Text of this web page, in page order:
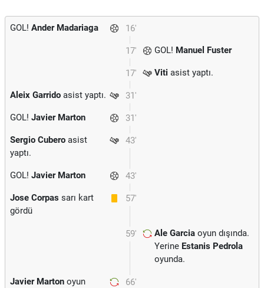
16'
GOL! Ander Madariaga
17' GOL! Manuel Fuster
17' Viti asist yaptı.
31'
Aleix Garrido asist yaptı.
31'
GOL! Javier Marton
43'
Sergio Cubero asist
yaptı.
43'
GOL! Javier Marton
57'
Jose Corpas sarı kart
gördü
59' Ale Garcia oyun dışında.
Yerine Estanis Pedrola
oyunda.
66'
Javier Marton oyun